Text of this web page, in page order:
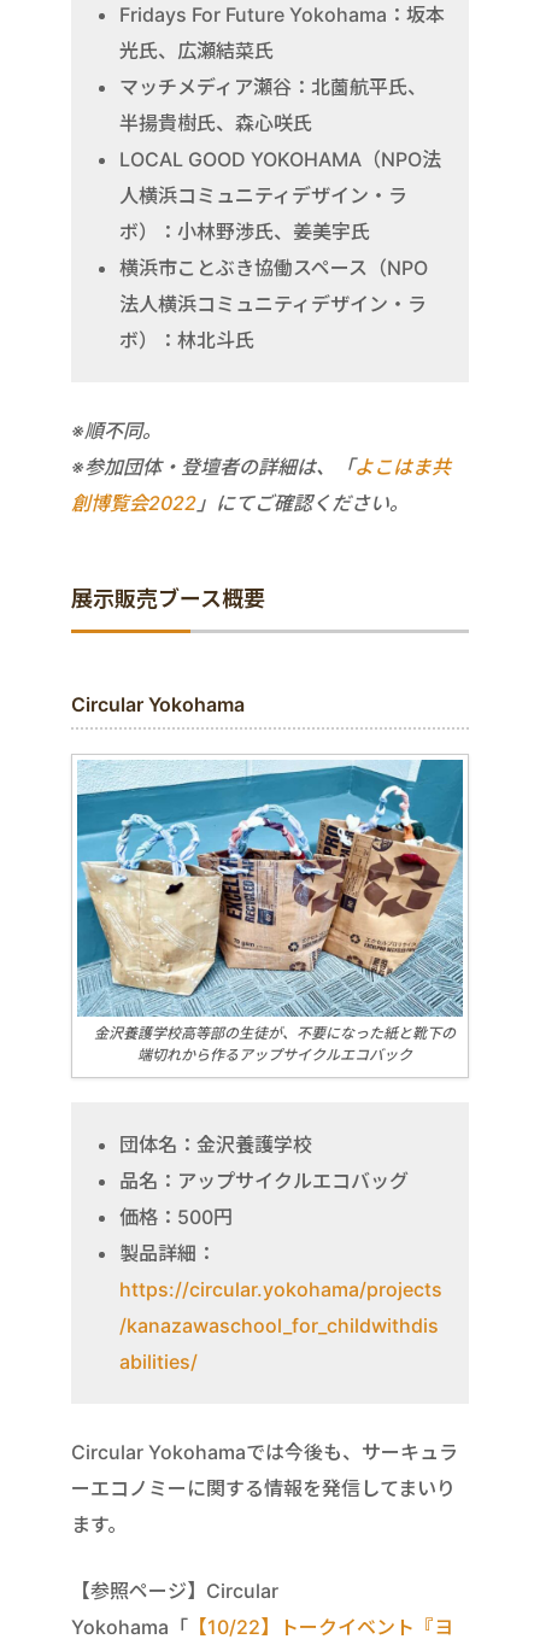
Fridays For Future Yokohama：坂本
光氏、広瀬結菜氏
マッチメディア瀬谷：北薗航平氏、
半揚貴樹氏、森心咲氏
LOCAL GOOD YOKOHAMA（NPO法
人横浜コミュニティデザイン・ラ
ボ）：小林野渉氏、姜美宇氏
横浜市ことぶき協働スペース（NPO
法人横浜コミュニティデザイン・ラ
ボ）：林北斗氏
※順不同。
※参加団体・登壇者の詳細は、「よこはま共
創博覧会2022 」にてご確認ください。
展示販売ブース概要
Circular Yokohama
金沢養護学校高等部の生徒が、不要になった紙と靴下の
端切れから作るアップサイクルエコバック
団体名：金沢養護学校
品名：アップサイクルエコバッグ
価格：500円
製品詳細：
https://circular.yokohama/projects
/kanazawaschool_for_childwithdis
abilities/
Circular Yokohamaでは今後も、サーキュラ
ーエコノミーに関する情報を発信してまいり
ます。
【参照ページ】Circular
Yokohama「 【10/22】トークイベント『ヨ